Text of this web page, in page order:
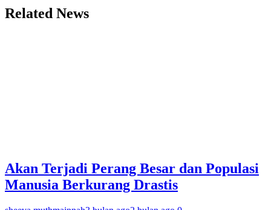
Related News
Akan Terjadi Perang Besar dan Populasi
Manusia Berkurang Drastis